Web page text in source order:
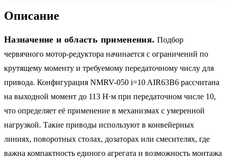
Описание
Назначение и область применения. Подбор
червячного мотор-редуктора начинается с ограничений по
крутящему моменту и требуемому передаточному числу для
привода. Конфигурация NMRV-050 i=10 AIR63B6 рассчитана
на выходной момент до 113 Н·м при передаточном числе 10,
что определяет её применение в механизмах с умеренной
нагрузкой. Такие приводы используют в конвейерных
линиях, поворотных столах, дозаторах или смесителях, где
важна компактность единого агрегата и возможность монтажа